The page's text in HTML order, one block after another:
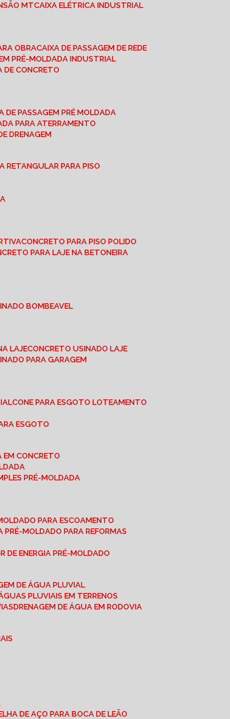
MT CAIXA ELÉTRICA INDUSTRIAL
OBRA
CAIXA DE PASSAGEM DE REDE
PRÉ-MOLDADA INDUSTRIAL
DE CONCRETO
DE PASSAGEM PRÉ MOLDADA
PARA ATERRAMENTO
DRENAGEM
RETANGULAR PARA PISO
CONCRETO PARA PISO POLIDO
PARA LAJE NA BETONEIRA
BOMBEAVEL
LAJE
CONCRETO USINADO LAJE
PARA GARAGEM
CONE PARA ESGOTO LOTEAMENTO
ESGOTO
EM CONCRETO
PRÉ-MOLDADA
PARA ESCOAMENTO
PRÉ-MOLDADO PARA REFORMAS
DE ENERGIA PRÉ-MOLDADO
DE ÁGUA PLUVIAL
ÁGUAS PLUVIAIS EM TERRENOS
DRENAGEM DE ÁGUA EM RODOVIA
DE AÇO PARA BOCA DE LEÃO